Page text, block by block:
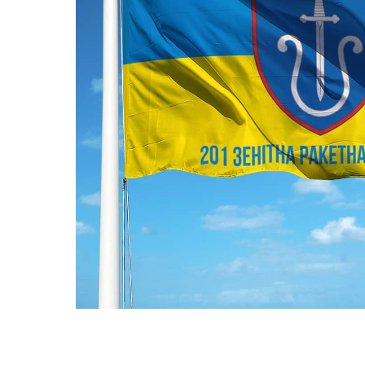
ПРАПОРИ КРАЇН СВІТУ
ПРАПОРИ МІСТ ТА СІЛ
УКРАЇНИ
ІСТОРИЧНІ ПРАПОРИ
ПІРАТСЬКІ ПРАПОРИ
АКСЕСУАРИ ТА
СУВЕНІРИ